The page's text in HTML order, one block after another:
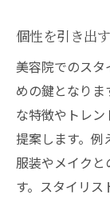
個性を引き出
美容院でのス
めの鍵となり
な特徴やトレ
提案します。
服装やメイク
す。スタイリ